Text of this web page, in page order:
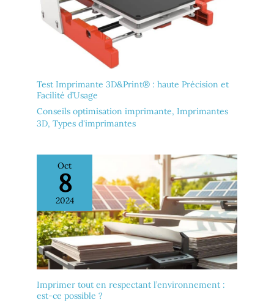
Test Imprimante 3D&Print® : haute Précision et
Facilité d’Usage
Conseils optimisation imprimante, Imprimantes
3D, Types d'imprimantes
Oct
8
2024
Imprimer tout en respectant l’environnement :
est-ce possible ?